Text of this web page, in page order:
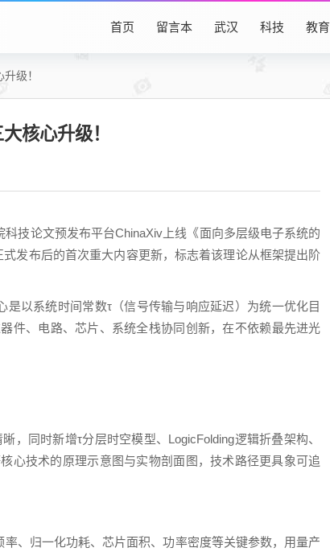
首页 留言本 武汉 科技 教育
级！
核心升级！
技论文预发布平台ChinaXiv上线《面向多层级电子系统的
发布后的首次重大内容更新，标志着该理论从框架提出阶
以系统时间常数τ（信号传输与响应延迟）为统一优化目
件、电路、芯片、系统全栈协同创新，在不依赖最先进光
，同时新增τ分层时空模型、LogicFolding逻辑折叠架构、
心技术的原理示意图与实物剖面图，技术路径更具象可追
、归一化功耗、芯片面积、功率密度等关键参数，用量产